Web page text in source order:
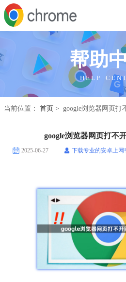
帮助
H E L P C E N
当前位置： 首页 > google浏览器网页打
google浏览器网页打不
2025-06-27 下载专业的安卓上网